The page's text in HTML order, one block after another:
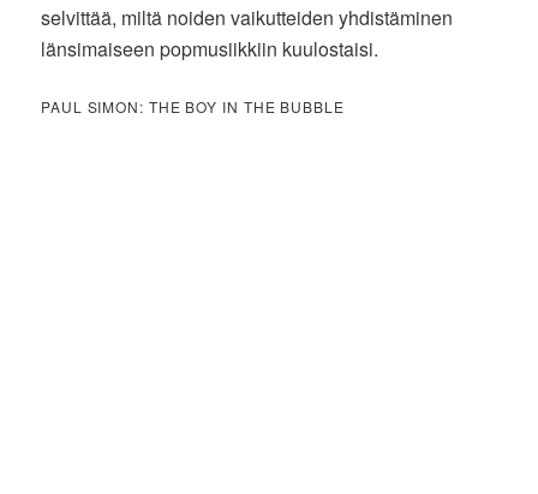
selvittää, miltä noiden vaikutteiden yhdistäminen
länsimaiseen popmusiikkiin kuulostaisi.
PAUL SIMON: THE BOY IN THE BUBBLE